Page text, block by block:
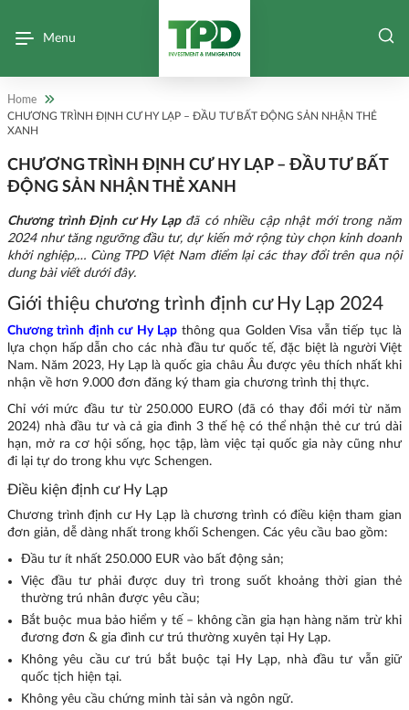
Menu
Home
CHƯƠNG TRÌNH ĐỊNH CƯ HY LẠP – ĐẦU TƯ BẤT ĐỘNG SẢN NHẬN THẺ
XANH
CHƯƠNG TRÌNH ĐỊNH CƯ HY LẠP – ĐẦU TƯ BẤT
ĐỘNG SẢN NHẬN THẺ XANH
Chương trình Định cư Hy Lạpđã có nhiều cập nhật mới trong năm
2024 như tăng ngưỡng đầu tư, dự kiến mở rộng tùy chọn kinh doanh
khởi nghiệp,… Cùng TPD Việt Nam điểm lại các thay đổi trên qua nội
dung bài viết dưới đây.
Giới thiệu chương trình định cư Hy Lạp 2024
Chương trình định cư Hy Lạp thông qua Golden Visa vẫn tiếp tục là
lựa chọn hấp dẫn cho các nhà đầu tư quốc tế, đặc biệt là người Việt
Nam. Năm 2023, Hy Lạp là quốc gia châu Âu được yêu thích nhất khi
nhận về hơn 9.000 đơn đăng ký tham gia chương trình thị thực.
Chỉ với mức đầu tư từ 250.000 EURO (đã có thay đổi mới từ năm
2024) nhà đầu tư và cả gia đình 3 thế hệ có thể nhận thẻ cư trú dài
hạn, mở ra cơ hội sống, học tập, làm việc tại quốc gia này cũng như
đi lại tự do trong khu vực Schengen.
Điều kiện định cư Hy Lạp
Chương trình định cư Hy Lạp là chương trình có điều kiện tham gian
đơn giản, dễ dàng nhất trong khối Schengen. Các yêu cầu bao gồm:
Đầu tư ít nhất 250.000 EUR vào bất động sản;
Việc đầu tư phải được duy trì trong suốt khoảng thời gian thẻ
thường trú nhân được yêu cầu;
Bắt buộc mua bảo hiểm y tế – không cần gia hạn hàng năm trừ khi
đương đơn & gia đình cư trú thường xuyên tại Hy Lạp.
Không yêu cầu cư trú bắt buộc tại Hy Lạp, nhà đầu tư vẫn giữ
quốc tịch hiện tại.
Không yêu cầu chứng minh tài sản và ngôn ngữ.